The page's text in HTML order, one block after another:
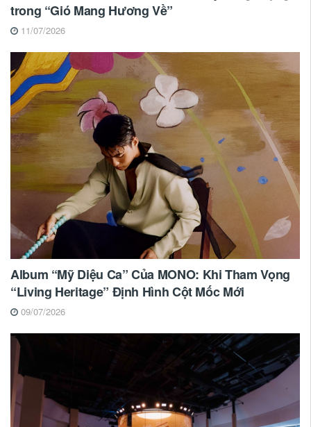
trong “Gió Mang Hương Về”
11/07/2026
Album “Mỹ Diệu Ca” Của MONO: Khi Tham Vọng
“Living Heritage” Định Hình Cột Mốc Mới
09/07/2026